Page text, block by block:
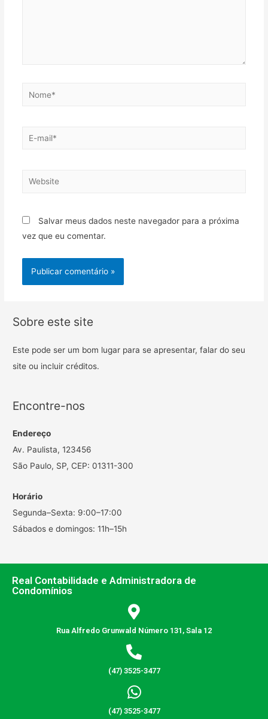
Salvar meus dados neste navegador para a próxima
vez que eu comentar.
Sobre este site
Este pode ser um bom lugar para se apresentar, falar do seu
site ou incluir créditos.
Encontre-nos
Endereço
Av. Paulista, 123456
São Paulo, SP, CEP: 01311-300
Horário
Segunda–Sexta: 9:00–17:00
Sábados e domingos: 11h–15h
Real Contabilidade e Administradora de
Condomínios
Rua Alfredo Grunwald Número 131, Sala 12
(47) 3525-3477
(47) 3525-3477